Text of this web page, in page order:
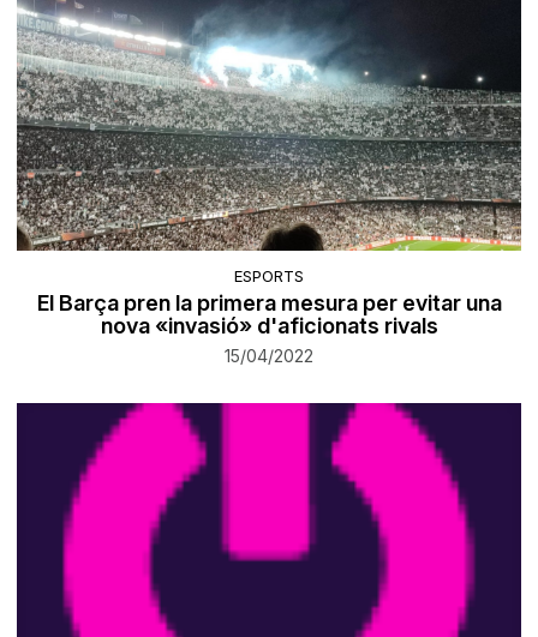
ESPORTS
El Barça pren la primera mesura per evitar una
nova «invasió» d'aficionats rivals
15/04/2022